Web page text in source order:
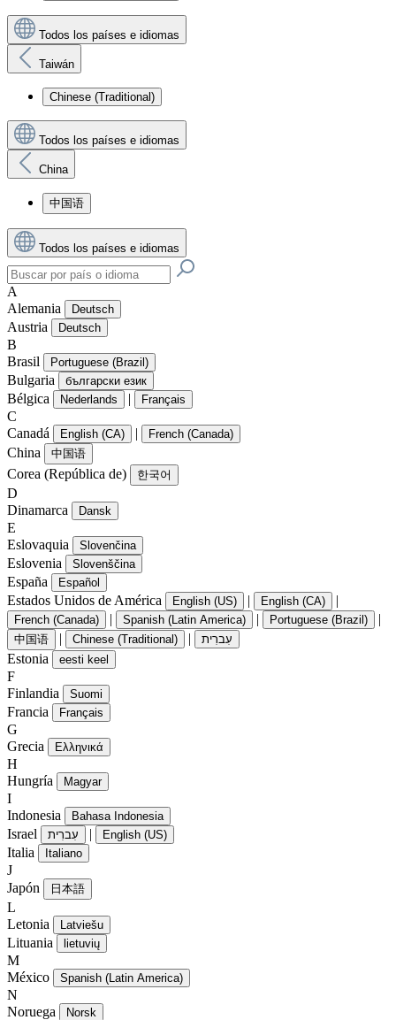
Todos los países e idiomas
Taiwán
Chinese (Traditional)
Todos los países e idiomas
China
中国语
Todos los países e idiomas
A
Alemania
Deutsch
Austria Deutsch
B
Brasil
Portuguese (Brazil)
Bulgaria български език
Bélgica Nederlands | Français
C
Canadá
English (CA) | French (Canada)
China 中国语
Corea (República de) 한국어
D
Dinamarca
Dansk
E
Eslovaquia
Slovenčina
Eslovenia Slovenščina
España Español
Estados Unidos de América English (US) | English (CA) |
French (Canada) | Spanish (Latin America) | Portuguese (Brazil) |
中国语 | Chinese (Traditional) | עִברִית
Estonia eesti keel
F
Finlandia
Suomi
Francia Français
G
Grecia
Ελληνικά
H
Hungría
Magyar
I
Indonesia
Bahasa Indonesia
Israel עִברִית | English (US)
Italia Italiano
J
Japón
日本語
L
Letonia
Latviešu
Lituania lietuvių
M
México
Spanish (Latin America)
N
Noruega
Norsk